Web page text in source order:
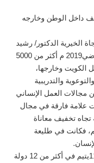
داخل الوطن وخارجه
الخيرية الدكتور/ رشيد
الحمد أن الجمعية أنجزت في العام الماضي2019 م أكثر من 5000
إنسان داخل الكويت وخارجها،
والتدريبية
مجالات العمل الإنساني
علامة فارقة في مجال
تخفيف معاناة
فكانت في طليعة
وتابع الحمد: أصبحنا نكفل أكثر من 11500يتيم في أكثر من 12 دولة